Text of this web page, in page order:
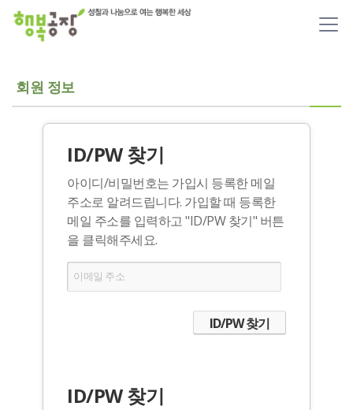
메뉴 건너뛰기
회원 정보
ID/PW 찾기
아이디/비밀번호는 가입시 등록한 메일
주소로 알려드립니다. 가입할 때 등록한
메일 주소를 입력하고 "ID/PW 찾기" 버튼
을 클릭해주세요.
이메일 주소
ID/PW 찾기